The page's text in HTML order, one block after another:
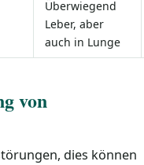
Überwiegend
Leber, aber
auch in Lunge
von
dies können